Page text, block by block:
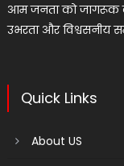
आम जनता को जागरूक
उभरता और विश्वसनीय
Quick Links
About US